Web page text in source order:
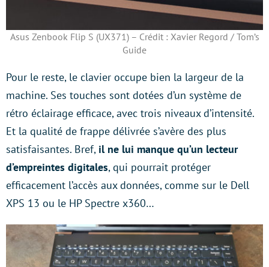
Asus Zenbook Flip S (UX371) – Crédit : Xavier Regord / Tom’s
Guide
Pour le reste, le clavier occupe bien la largeur de la
machine. Ses touches sont dotées d’un système de
rétro éclairage efficace, avec trois niveaux d’intensité.
Et la qualité de frappe délivrée s’avère des plus
satisfaisantes. Bref, il ne lui manque qu’un lecteur
d’empreintes digitales, qui pourrait protéger
efficacement l’accès aux données, comme sur le Dell
XPS 13 ou le HP Spectre x360…